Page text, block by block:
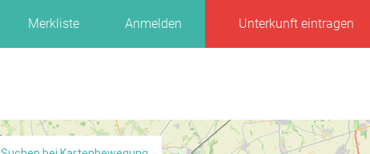
Merkliste Anmelden Unterkunft eintragen